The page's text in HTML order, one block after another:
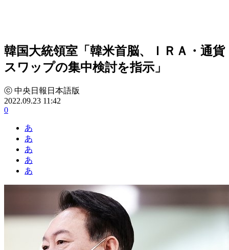
韓国大統領室「韓米首脳、ＩＲＡ・通貨
スワップの集中検討を指示」
ⓒ 中央日報日本語版
2022.09.23 11:42
0
あ
あ
あ
あ
あ